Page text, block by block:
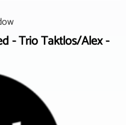
- Trio Taktlos/Alex -